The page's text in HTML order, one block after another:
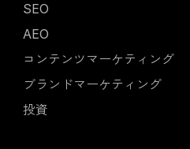
SEO
AEO
コンテンツマーケティング
ブランドマーケティング
投資